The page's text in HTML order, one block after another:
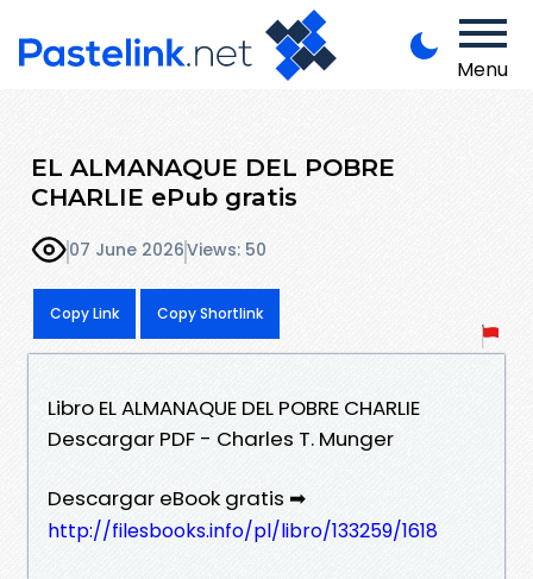
Menu
EL ALMANAQUE DEL POBRE
CHARLIE ePub gratis
07 June 2026Views: 50
Copy Link Copy Shortlink
Libro EL ALMANAQUE DEL POBRE CHARLIE
Descargar PDF - Charles T. Munger
Descargar eBook gratis ➡
http://filesbooks.info/pl/libro/133259/1618